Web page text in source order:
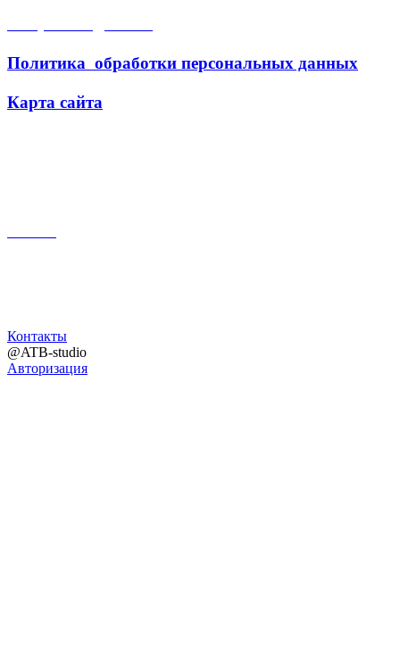
Политика обработки персональных данных
Карта сайта
Контакты
@ATB-studio
Авторизация